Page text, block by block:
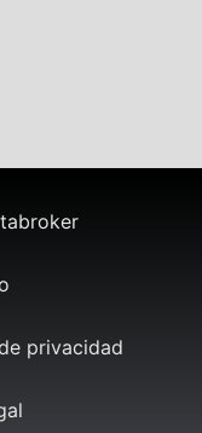
privacidad